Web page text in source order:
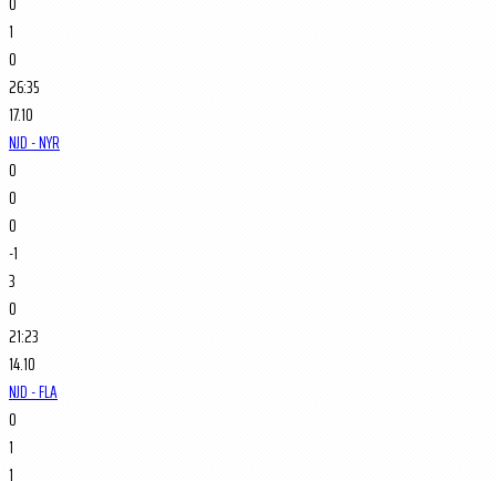
1
0
26:35
17.10
NJD - NYR
0
0
0
-1
3
0
21:23
14.10
NJD - FLA
0
1
1